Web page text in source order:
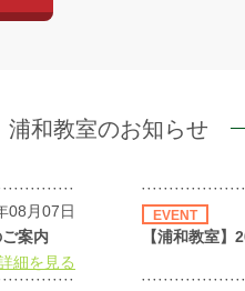
浦和教室のお知らせ
08月07日
案内
細を見る
EVENT
【浦和教室